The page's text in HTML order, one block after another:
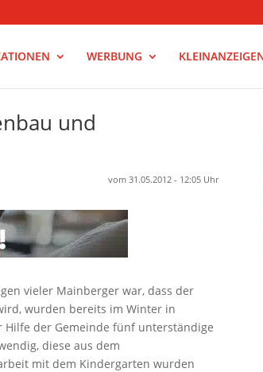
WERBUNG
und
vom 31.05.2012 - 12:05 Uhr
vieler Mainberger war, dass der
wurden bereits im Winter in
der Gemeinde fünf unterständige
diese aus dem
mit dem Kindergarten wurden